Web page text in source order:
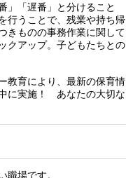
」「遅番」と分けること
行うことで、残業や持ち帰
きものの事務作業に関して
クアップ。子どもたちとの
教育により、最新の保育情
に実施！ あなたの大切な
職場です。